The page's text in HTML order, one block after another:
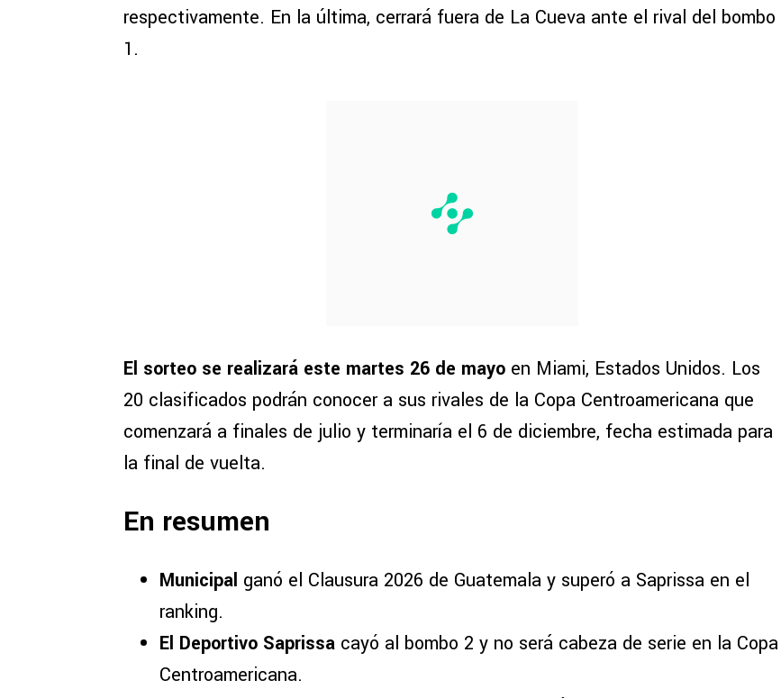
respectivamente. En la última, cerrará fuera de La Cueva ante el rival del bombo
1.
El sorteo se realizará este martes 26 de mayo en Miami, Estados Unidos. Los
20 clasificados podrán conocer a sus rivales de la Copa Centroamericana que
comenzará a finales de julio y terminaría el 6 de diciembre, fecha estimada para
la final de vuelta.
En resumen
Municipal ganó el Clausura 2026 de Guatemala y superó a Saprissa en el
ranking.
El Deportivo Saprissa cayó al bombo 2 y no será cabeza de serie en la Copa
Centroamericana.